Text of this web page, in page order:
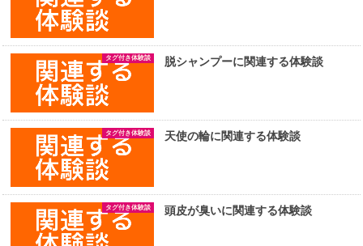
タグ付き体験談 脱シャンプーに関連する体験談
タグ付き体験談 天使の輪に関連する体験談
タグ付き体験談 頭皮が臭いに関連する体験談